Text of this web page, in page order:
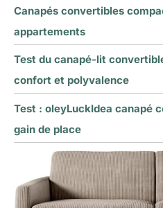
Canapés convertibles
appartements
Test du canapé-lit
confort et polyvalence
Test : oleyLuckIdea canapé
gain de place